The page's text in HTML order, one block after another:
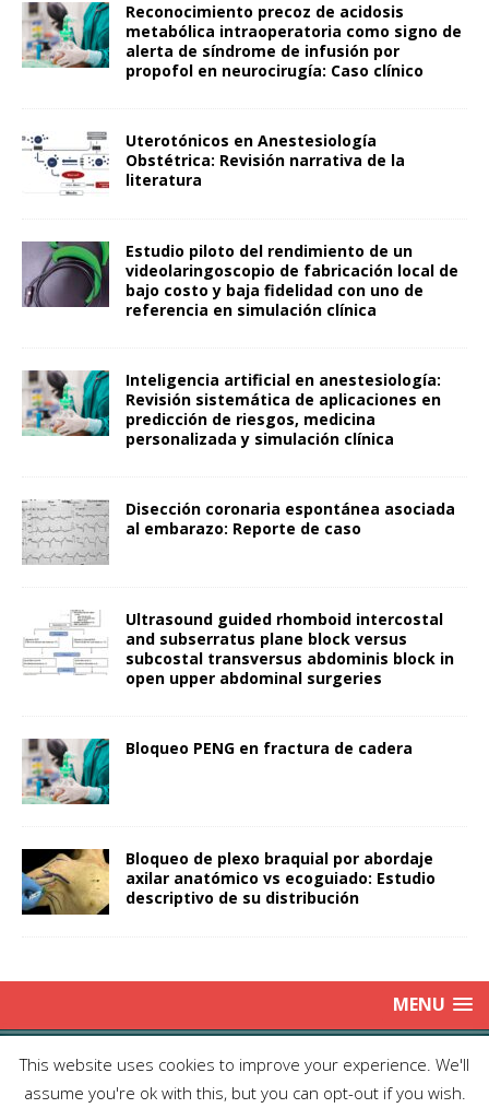
Reconocimiento precoz de acidosis
metabólica intraoperatoria como signo de
alerta de síndrome de infusión por
propofol en neurocirugía: Caso clínico
Uterotónicos en Anestesiología
Obstétrica: Revisión narrativa de la
literatura
Estudio piloto del rendimiento de un
videolaringoscopio de fabricación local de
bajo costo y baja fidelidad con uno de
referencia en simulación clínica
Inteligencia artificial en anestesiología:
Revisión sistemática de aplicaciones en
predicción de riesgos, medicina
personalizada y simulación clínica
Disección coronaria espontánea asociada
al embarazo: Reporte de caso
Ultrasound guided rhomboid intercostal
and subserratus plane block versus
subcostal transversus abdominis block in
open upper abdominal surgeries
Bloqueo PENG en fractura de cadera
Bloqueo de plexo braquial por abordaje
axilar anatómico vs ecoguiado: Estudio
descriptivo de su distribución
MENU
Copyright © 2025 | Publicación Oficial de la Sociedad de Médicos
Anestesiólogos de Chile| Enviar Email
| Producción: Editorial Iku
This website uses cookies to improve your experience. We'll
assume you're ok with this, but you can opt-out if you wish.